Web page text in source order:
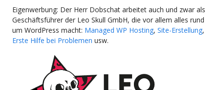
Eigenwerbung: Der Herr Dobschat arbeitet auch und zwar als
Geschäftsführer der Leo Skull GmbH, die vor allem alles rund
um WordPress macht: Managed WP Hosting, Site-Erstellung,
Erste Hilfe bei Problemen usw.